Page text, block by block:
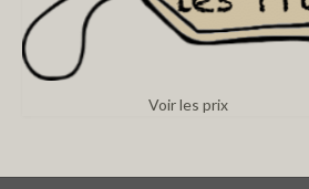
Voir les prix